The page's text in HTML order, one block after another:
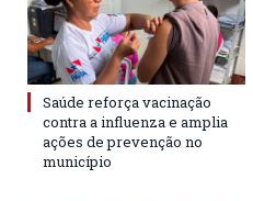
Saúde reforça vacinação
contra a influenza e amplia
ações de prevenção no
município